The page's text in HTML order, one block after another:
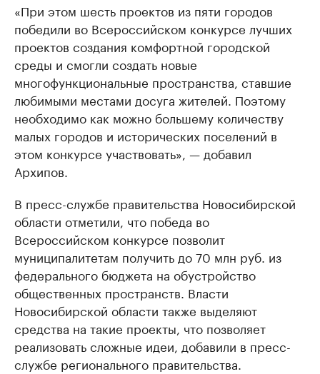
«При этом шесть проектов из пяти городов
победили во Всероссийском конкурсе лучших
проектов создания комфортной городской
среды и смогли создать новые
многофункциональные пространства, ставшие
любимыми местами досуга жителей. Поэтому
необходимо как можно большему количеству
малых городов и исторических поселений в
этом конкурсе участвовать», — добавил
Архипов.
В пресс-службе правительства Новосибирской
области отметили, что победа во
Всероссийском конкурсе позволит
муниципалитетам получить до 70 млн руб. из
федерального бюджета на обустройство
общественных пространств. Власти
Новосибирской области также выделяют
средства на такие проекты, что позволяет
реализовать сложные идеи, добавили в пресс-
службе регионального правительства.